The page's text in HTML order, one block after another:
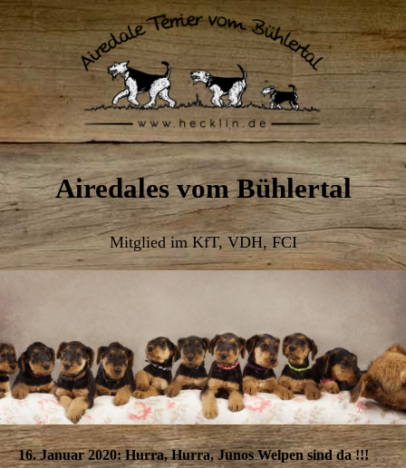
Airedales vom Bühlertal
Mitglied im KfT, VDH, FCI
16. Januar 2020: Hurra, Hurra, Junos Welpen sind da !!!